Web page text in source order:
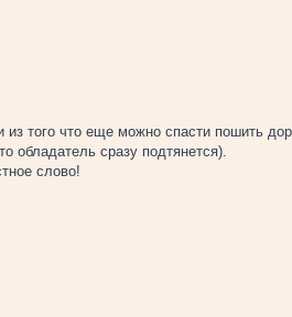
того что еще можно спасти пошить
обладатель сразу подтянется).
слово!